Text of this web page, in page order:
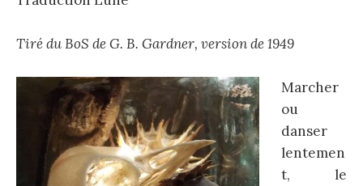
Tiré du BoS de G. B. Gardner, version de 1949
Marcher
ou
danser
lentemen
t, le